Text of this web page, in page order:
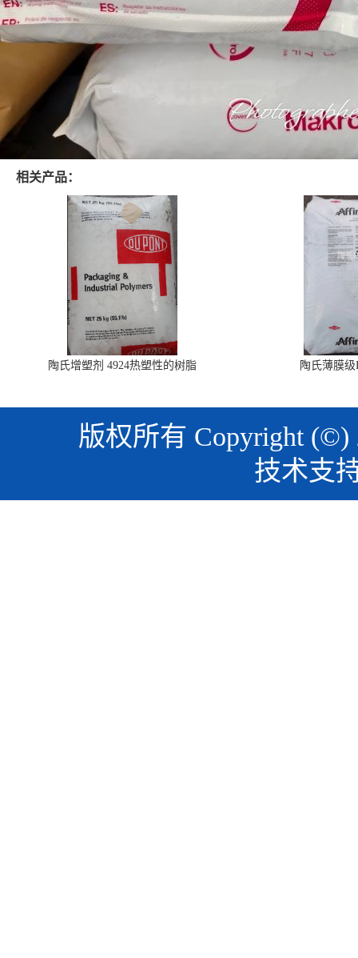
相关产品：
陶氏增塑剂 4924热塑性的树脂 陶氏薄膜级
版权所有 Copyright
技术支